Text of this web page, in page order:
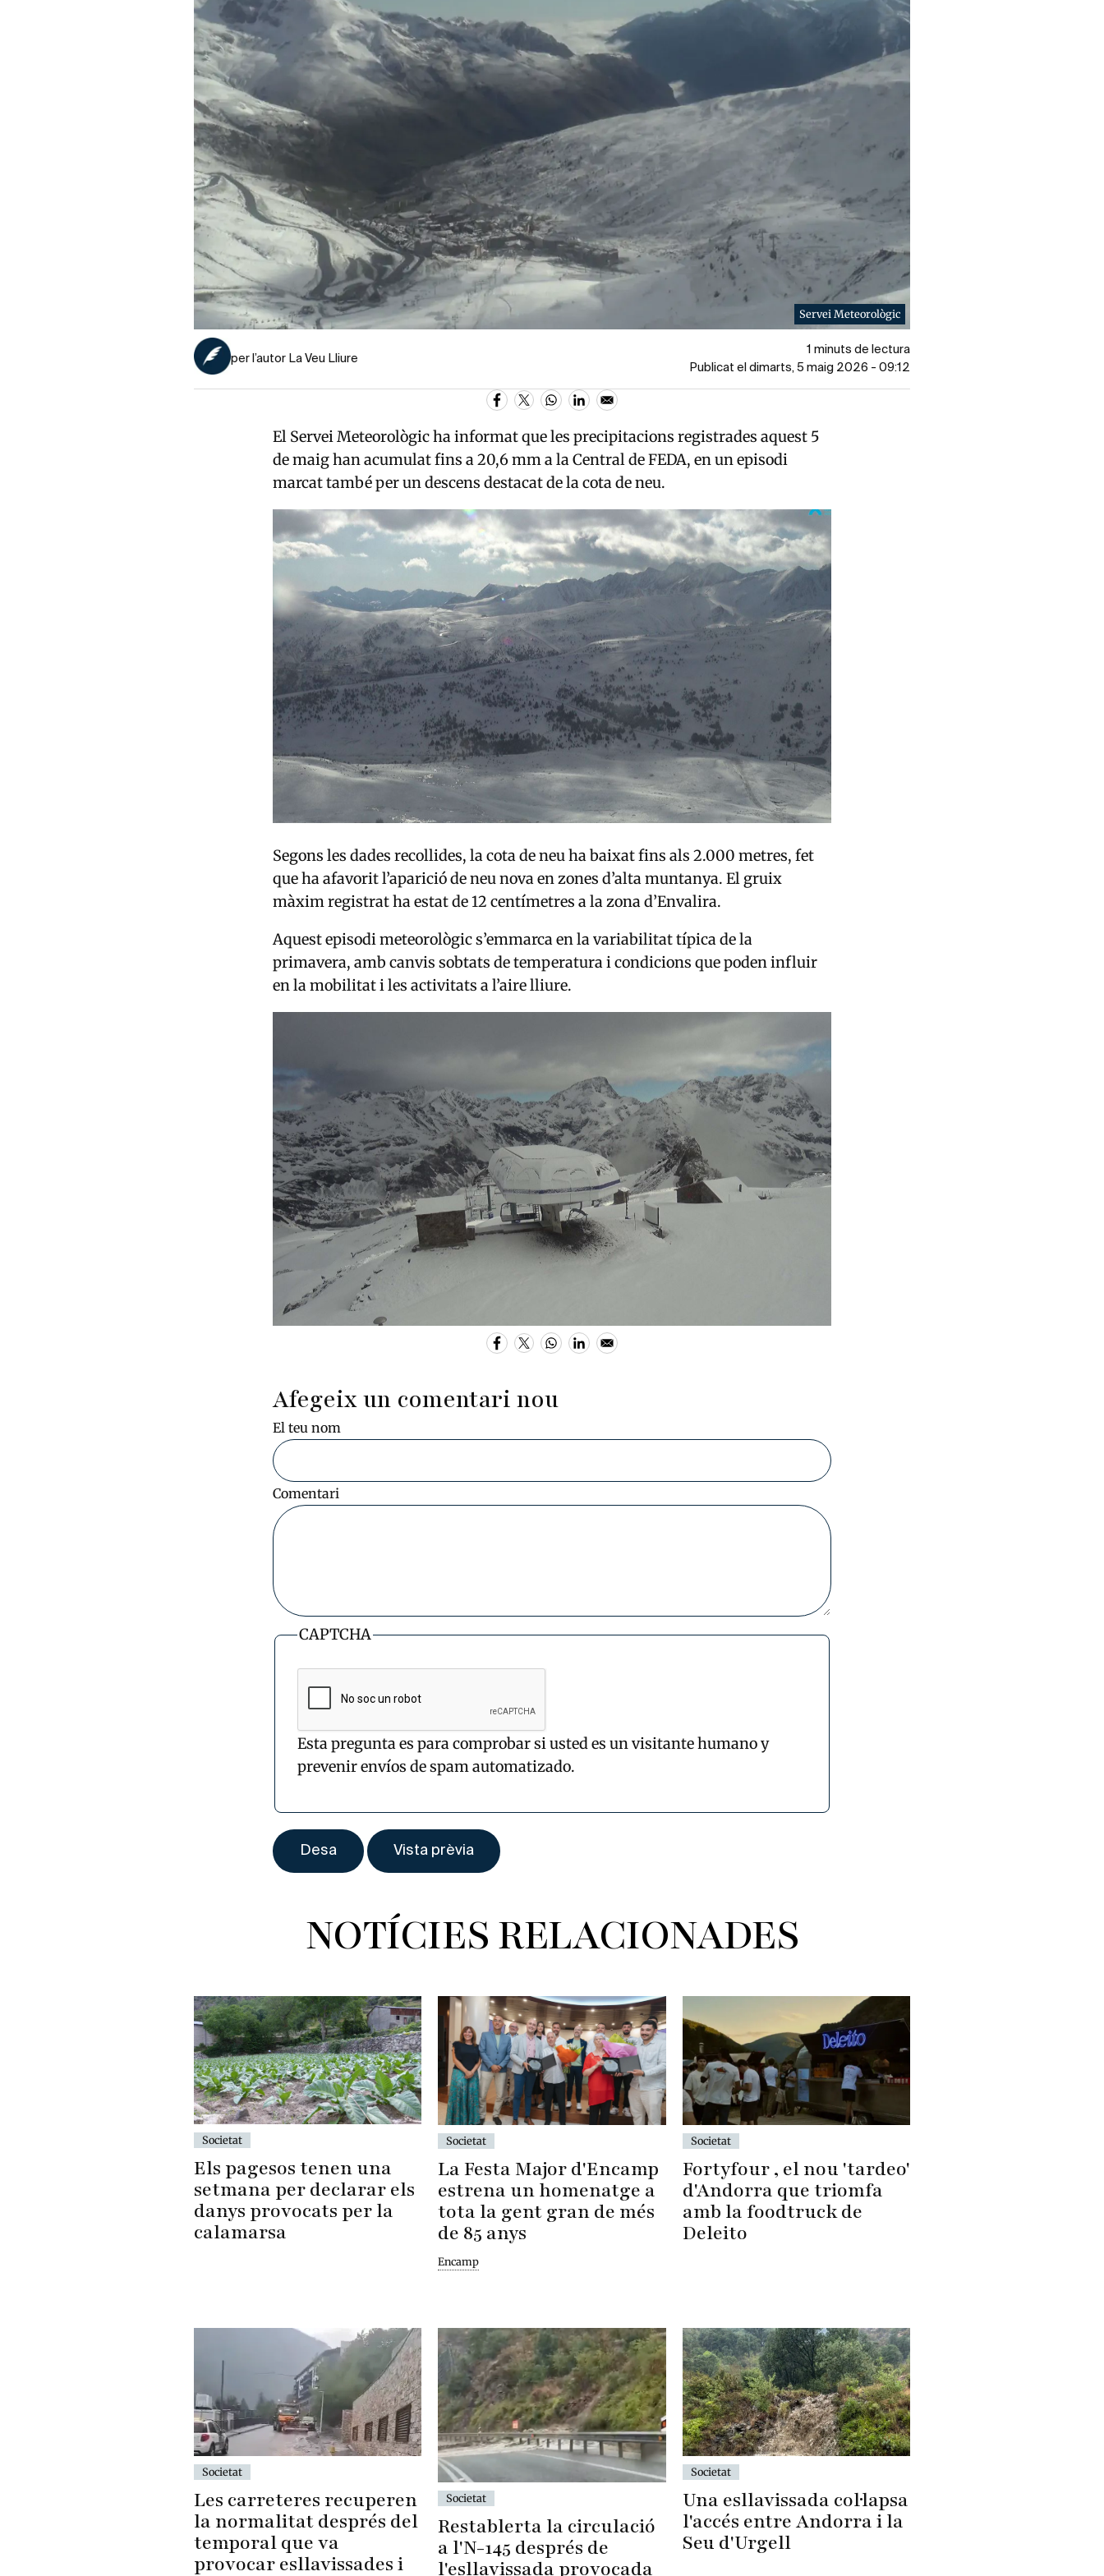
Servei Meteorològic
per l’autor La Veu Lliure
1 minuts de lectura
Publicat el dimarts, 5 maig 2026 - 09:12
El Servei Meteorològic ha informat que les precipitacions registrades aquest 5
de maig han acumulat fins a 20,6 mm a la Central de FEDA, en un episodi
marcat també per un descens destacat de la cota de neu.
Segons les dades recollides, la cota de neu ha baixat fins als 2.000 metres, fet
que ha afavorit l’aparició de neu nova en zones d’alta muntanya. El gruix
màxim registrat ha estat de 12 centímetres a la zona d’Envalira.
Aquest episodi meteorològic s’emmarca en la variabilitat típica de la
primavera, amb canvis sobtats de temperatura i condicions que poden influir
en la mobilitat i les activitats a l’aire lliure.
Afegeix un comentari nou
El teu nom
Comentari
CAPTCHA
Esta pregunta es para comprobar si usted es un visitante humano y
prevenir envíos de spam automatizado.
NOTÍCIES RELACIONADES
Societat
Els pagesos tenen una
setmana per declarar els
danys provocats per la
calamarsa
Societat
La Festa Major d'Encamp
estrena un homenatge a
tota la gent gran de més
de 85 anys
Encamp
Societat
Fortyfour , el nou 'tardeo'
d'Andorra que triomfa
amb la foodtruck de
Deleito
Societat
Les carreteres recuperen
la normalitat després del
temporal que va
provocar esllavissades i
Societat
Restablerta la circulació
a l'N-145 després de
l'esllavissada provocada
Societat
Una esllavissada col·lapsa
l'accés entre Andorra i la
Seu d'Urgell